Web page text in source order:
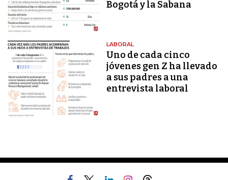
Bogotá y la Sabana
LABORAL
Uno de cada cinco
jóvenes gen Z ha llevado
a sus padres a una
entrevista laboral